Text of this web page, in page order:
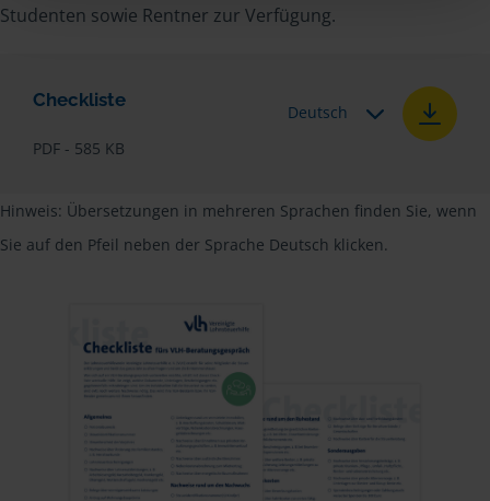
Studenten sowie Rentner zur Verfügung.
Checkliste
PDF - 585 KB
Deutsch
Hinweis: Übersetzungen in mehreren Sprachen finden Sie, wenn
Sie auf den Pfeil neben der Sprache Deutsch klicken.